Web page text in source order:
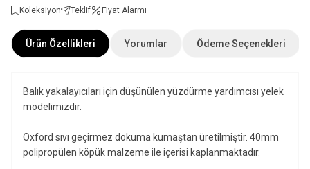
Koleksiyon Teklif Fiyat Alarmı
Ürün Özellikleri Yorumlar Ödeme Seçenekleri
Balık yakalayıcıları için düşünülen yüzdürme yardımcısı yelek
modelimizdir.
Oxford sıvı geçirmez dokuma kumaştan üretilmiştir. 40mm
polipropülen köpük malzeme ile içerisi kaplanmaktadır.